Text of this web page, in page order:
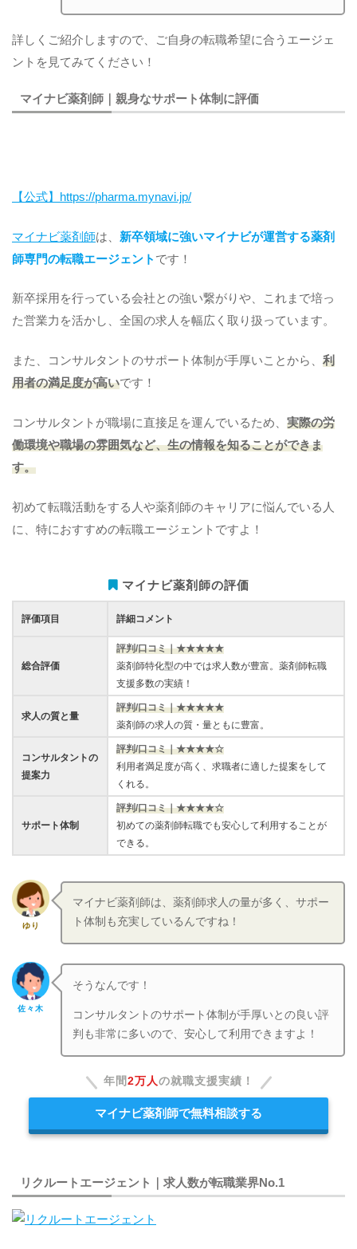
詳しくご紹介しますので、ご自身の転職希望に合うエージェ
ントを見てみてください！
マイナビ薬剤師｜親身なサポート体制に評価
【公式】https://pharma.mynavi.jp/
マイナビ薬剤師は、 新卒領域に強いマイナビが運営する薬剤
師専門の転職エージェント です！
新卒採用を行っている会社との強い繋がりや、これまで培っ
た営業力を活かし、全国の求人を幅広く取り扱っています。
また、コンサルタントのサポート体制が手厚いことから、 利
用者の満足度が高いです！
コンサルタントが職場に直接足を運んでいるため、 実際の労
働環境や職場の雰囲気など、生の情報を知ることができま
す。
初めて転職活動をする人や薬剤師のキャリアに悩んでいる人
に、特におすすめの転職エージェントですよ！
マイナビ薬剤師の評価
評価項目 詳細コメント
総合評価
評判/口コミ｜★★★★★
薬剤師特化型の中では求人数が豊富。薬剤師転職
支援多数の実績！
求人の質と量
評判/口コミ｜★★★★★
薬剤師の求人の質・量ともに豊富。
コンサルタントの
提案力
評判/口コミ｜★★★★☆
利用者満足度が高く、求職者に適した提案をして
くれる。
サポート体制
評判/口コミ｜★★★★☆
初めての薬剤師転職でも安心して利用することが
できる。
ゆり
マイナビ薬剤師は、薬剤師求人の量が多く、サポー
ト体制も充実しているんですね！
佐々木
そうなんです！
コンサルタントのサポート体制が手厚いとの良い評
判も非常に多いので、安心して利用できますよ！
年間 2万人の就職支援実績！
マイナビ薬剤師で無料相談する
リクルートエージェント｜求人数が転職業界No.1